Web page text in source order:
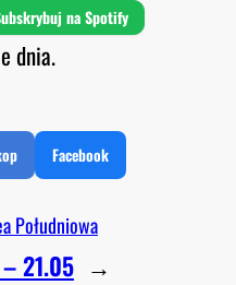
dnia.
Facebook
Południowa
21.05 →